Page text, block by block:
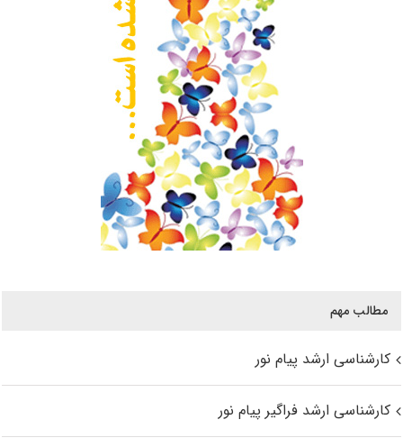
مطالب مهم
کارشناسی ارشد پیام نور
کارشناسی ارشد فراگیر پیام نور